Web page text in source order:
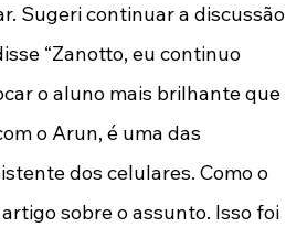
Sugeri continuar a discussão
“Zanotto, eu continuo
o aluno mais brilhante que
o Arun, é uma das
dos celulares. Como o
sobre o assunto. Isso foi